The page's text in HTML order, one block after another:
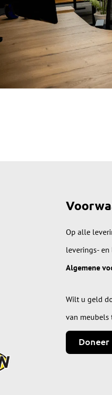
Op alle
leverings-
Algemene
Wilt u geld
van meubels
Doneer